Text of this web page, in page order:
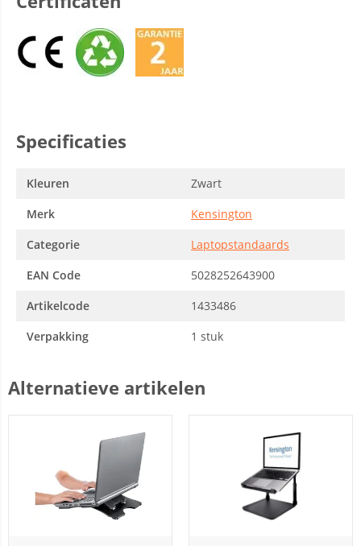
Specificaties
Kleuren
Zwart
Merk
Kensington
Categorie
Laptopstandaards
EAN Code
5028252643900
Artikelcode
1433486
Verpakking
1 stuk
Alternatieve artikelen